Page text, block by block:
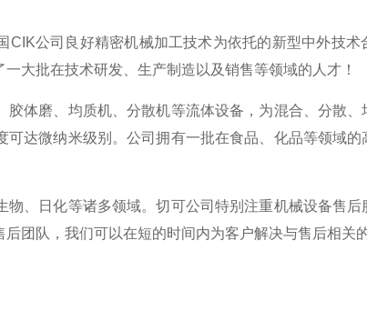
CIK公司良好精密机械加工技术为依托的新型中外技
大批在技术研发、生产制造以及销售等领域的人才！
体磨、均质机、分散机等流体设备，为混合、分散
达微纳米级别。公司拥有一批在食品、化品等领域
、日化等诸多领域。切可公司特别注重机械设备售
团队，我们可以在短的时间内为客户解决与售后相关